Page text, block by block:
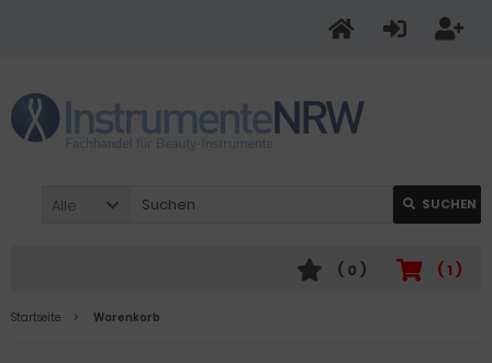
Alle SUCHEN
( 1 )
( 0 )
Startseite Warenkorb